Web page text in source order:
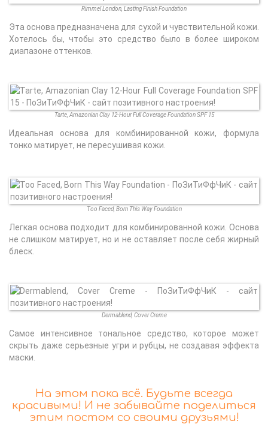
Rimmel London, Lasting Finish Foundation
Эта основа предназначена для сухой и чувствительной кожи.
Хотелось бы, чтобы это средство было в более широком
диапазоне оттенков.
Tarte, Amazonian Clay 12-Hour Full Coverage Foundation SPF 15
Идеальная основа для комбинированной кожи, формула
тонко матирует, не пересушивая кожи.
Too Faced, Born This Way Foundation
Легкая основа подходит для комбинированной кожи. Основа
не слишком матирует, но и не оставляет после себя жирный
блеск.
Dermablend, Cover Creme
Самое интенсивное тональное средство, которое может
скрыть даже серьезные угри и рубцы, не создавая эффекта
маски.
На этом пока всё. Будьте всегда
красивыми! И не забывайте поделиться
этим постом со своими друзьями!